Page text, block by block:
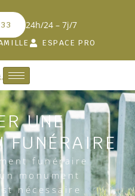
24h/24 – 7j/7
ESPACE PRO
UNE
FUNÉRAIRE
funéraire
monument
nécessaire